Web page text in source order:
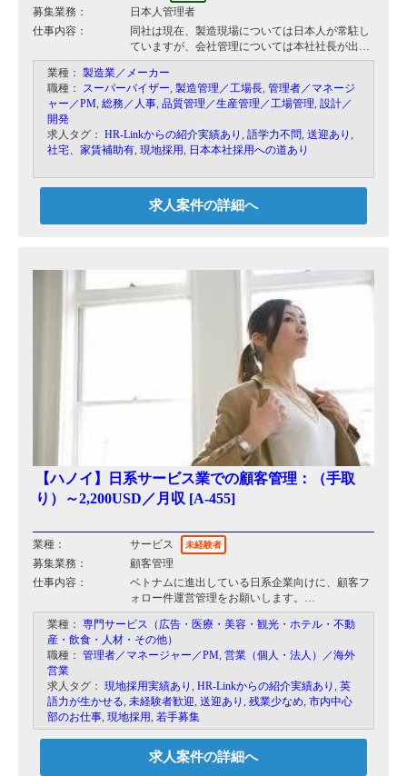
募集業務：
日本人管理者
仕事内容：
同社は現在、製造現場については日本人が常駐し
ていますが、会社管理については本社社長が出張
ベースでカバーしており、生産管理等の改善、マ
ネジメントを任せたいという理由で発生したポジ
ションです。
新工場の設立もしており、業務拡大を図っており
・生産性向上の改善、実施
・仕入れ先の管理
・管理部のマネージメント
・日本の本社工場とのやり取り
・現地ワーカーの管理
業種： 製造業／メーカー
職種：
スーパーバイザー 製造管理／工場長 管理者／マネージ
ャー／PM 総務／人事 品質管理／生産管理／工場管理 設計／
開発
求人タグ： HR-Linkからの紹介実績あり 語学力不問 送迎あり
社宅、家賃補助有 現地採用 日本本社採用への道あり
求人案件の詳細へ
【ハノイ】日系サービス業での顧客管理：（手取
り）～2,200USD／月収 [A-455]
業種： サービス 未経験者
募集業務：
顧客管理
仕事内容：
ベトナムに進出している日系企業向けに、顧客フ
ォロー件運営管理をお願いします。
日系教育機関で使用している送迎バスの運営管理
やに日本人窓口として機能していただきます。
事務的な業務も多い環境ですが、日系の民間企業
も担当していただきますので、企業を訪問するケ
日本人ならではのきめ細かい丁寧な対応が求めら
れます。
業種： 専門サービス（広告・医療・美容・観光・ホテル・不動
産・飲食・人材・その他）
職種： 管理者／マネージャー／PM 営業（個人・法人）／海外
営業
求人タグ： 現地採用実績あり HR-Linkからの紹介実績あり
英
語力が生かせる 未経験者歓迎 送迎あり 残業少なめ 市内中心
部のお仕事 現地採用 若手募集
求人案件の詳細へ